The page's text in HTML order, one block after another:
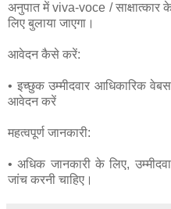
अनुपात में viva-voce /
लिए बुलाया जाएगा।
आवेदन कैसे करें:
• इच्छुक उम्मीदवार आधिकारिक
आवेदन करें
महत्वपूर्ण जानकारी:
• अधिक जानकारी के लिए,
जांच करनी चाहिए।